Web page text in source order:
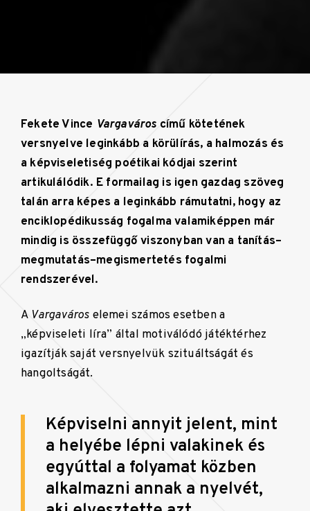
Fekete Vince Vargaváros című kötetének
versnyelve leginkább a körülírás, a halmozás és
a képviseletiség poétikai kódjai szerint
artikulálódik. E formailag is igen gazdag szöveg
talán arra képes a leginkább rámutatni, hogy az
enciklopédikusság fogalma valamiképpen már
mindig is összefüggő viszonyban van a tanítás–
megmutatás–megismertetés fogalmi
rendszerével.
A Vargaváros elemei számos esetben a
„képviseleti líra” által motiválódó játéktérhez
igazítják saját versnyelvük szituáltságát és
hangoltságát.
Képviselni annyit jelent, mint
a helyébe lépni valakinek és
egyúttal a folyamat közben
alkalmazni annak a nyelvét,